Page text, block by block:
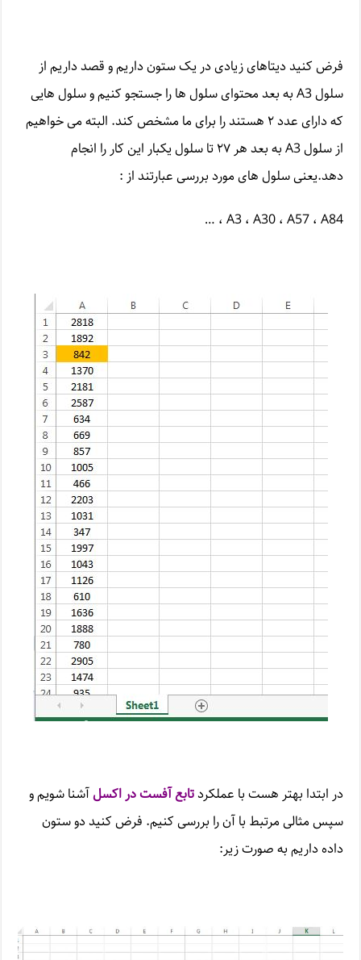
فرض کنید دیتاهای زیادی در یک ستون داریم و قصد داریم از
سلول A3 به بعد محتوای سلول ها را جستجو کنیم و سلول هایی
که دارای عدد ۲ هستند را برای ما مشخص کند. البته می خواهیم
از سلول A3 به بعد هر ۲۷ تا سلول یکبار این کار را انجام
دهد.یعنی سلول های مورد بررسی عبارتند از :
A3 ، A30 ، A57 ، A84 ، …
در ابتدا بهتر هست با عملکردتابع آفست در اکسلآشنا شویم و
سپس مثالی مرتبط با آن را بررسی کنیم. فرض کنید دو ستون
داده داریم به صورت زیر: